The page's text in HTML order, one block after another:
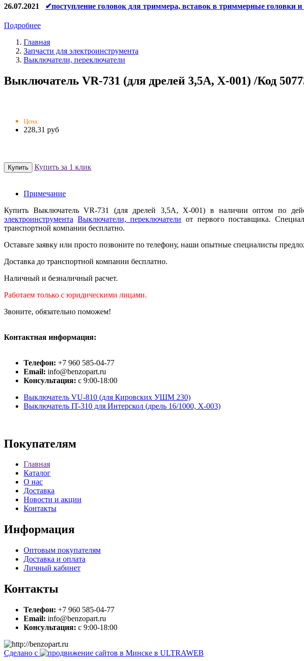
26.07.2021 ✔поступление головок для триммера, вставок в триммерные головки и
Подробнее
Главная
Запчасти для электроинструмента
Выключатели, переключатели
Выключатель VR-731 (для дрелей 3,5А, Х-001) /Код
Цена:
228,31 руб
Купить за 1 клик
Примечание
Купить Выключатель VR-731 (для дрелей 3,5А, Х-001) в наличии оптом по
электроинструмента Выключатели, переключатели от первого поставщика.
транспортной компании бесплатно.
Оставьте заявку или просто позвоните по телефону, наши опытные специалисты
Доставка до транспортной компании бесплатно.
Наличный и безналичный расчет.
Работаем только с юридическими лицами.
Звоните, обязательно поможем!
Контактная информация:
Телефон: +7 960 585-04-77
Email: info@benzopart.ru
Консультация: с 9:00-18:00
Выключатель VU-810 (для Кировских УШМ 230)
Выключатель IT-310 для Интерскол (дрель 16/1000, Х-003)
Покупателям
Главная
Каталог
О нас
Доставка
Новости и акции
Контакты
Информация
Оптовым покупателям
Доставка и оплата
Личный кабинет
Контакты
Телефон: +7 960 585-04-77
Email: info@benzopart.ru
Консультация: с 9:00-18:00
Сделано с в ULTRAWEB